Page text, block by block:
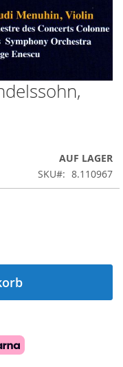
AUF LAGER
SKU
8.110967